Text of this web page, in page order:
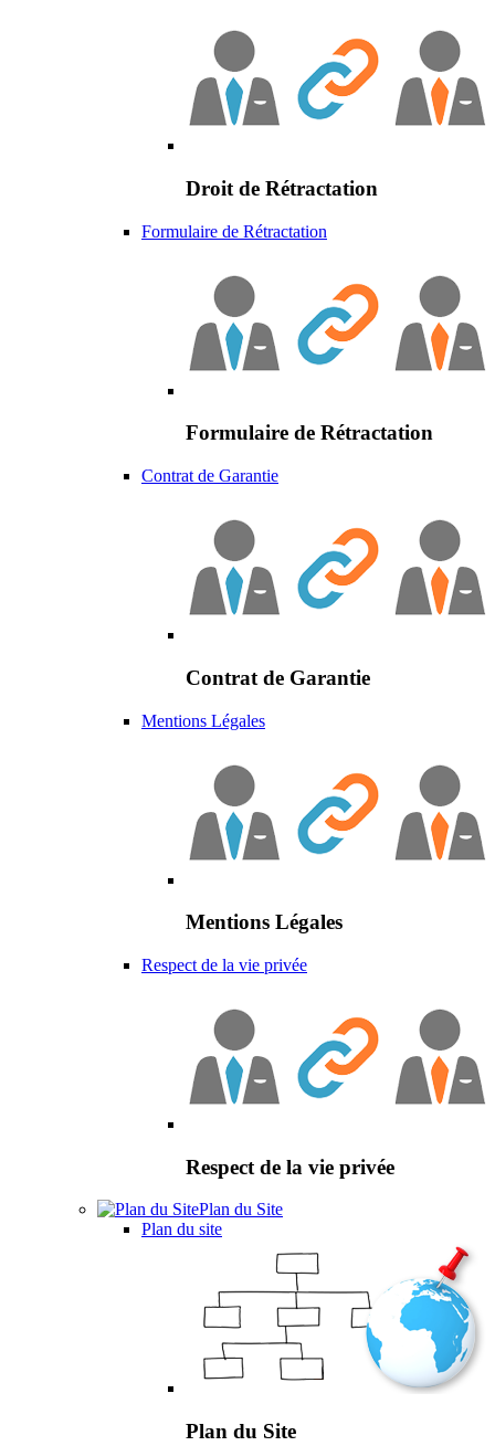
Droit de Rétractation
Formulaire de Rétractation
Formulaire de Rétractation
Contrat de Garantie
Contrat de Garantie
Mentions Légales
Mentions Légales
Respect de la vie privée
Respect de la vie privée
Plan du Site
Plan du site
Plan du Site